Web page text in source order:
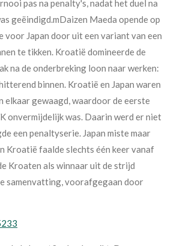
pas na penalty's, nadat het duel na
geëindigd.mDaizen Maeda opende op
voor Japan door uit een variant van een
te tikken. Kroatië domineerde de
na de onderbreking loon naar werken:
binnen. Kroatië en Japan waren
elkaar gewaagd, waardoor de eerste
onvermijdelijk was. Daarin werd er niet
een penaltyserie. Japan miste maar
Kroatië faalde slechts één keer vanaf
Kroaten als winnaar uit de strijd
samenvatting, voorafgegaan door